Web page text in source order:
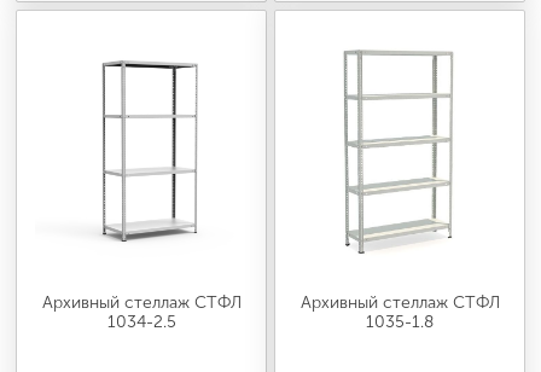
Архивный стеллаж СТФЛ
1034-2.5
Архивный стеллаж СТФЛ
1035-1.8